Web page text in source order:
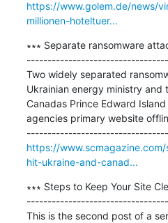
https://www.golem.de/news/
millionen-hoteltuer...
∗∗∗ Separate ransomware
Two widely separated
Ukrainian energy ministry
Canadas Prince Edward
agencies primary website
https://
hit-ukraine-and-canad...
∗∗∗ Steps to Keep Your Site
This is the second post of a